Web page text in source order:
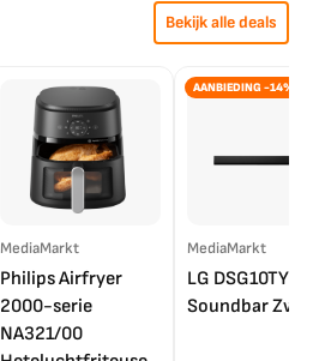
Bekijk alle deals
MediaMarkt
Philips Airfryer
2000-serie
NA321/00
AANBIEDING -14%
MediaMarkt
LG DSG10TY
Soundbar